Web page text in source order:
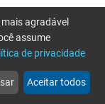
web more_horiz
Mais
agradável
assume
de privacidade
Aceitar todos